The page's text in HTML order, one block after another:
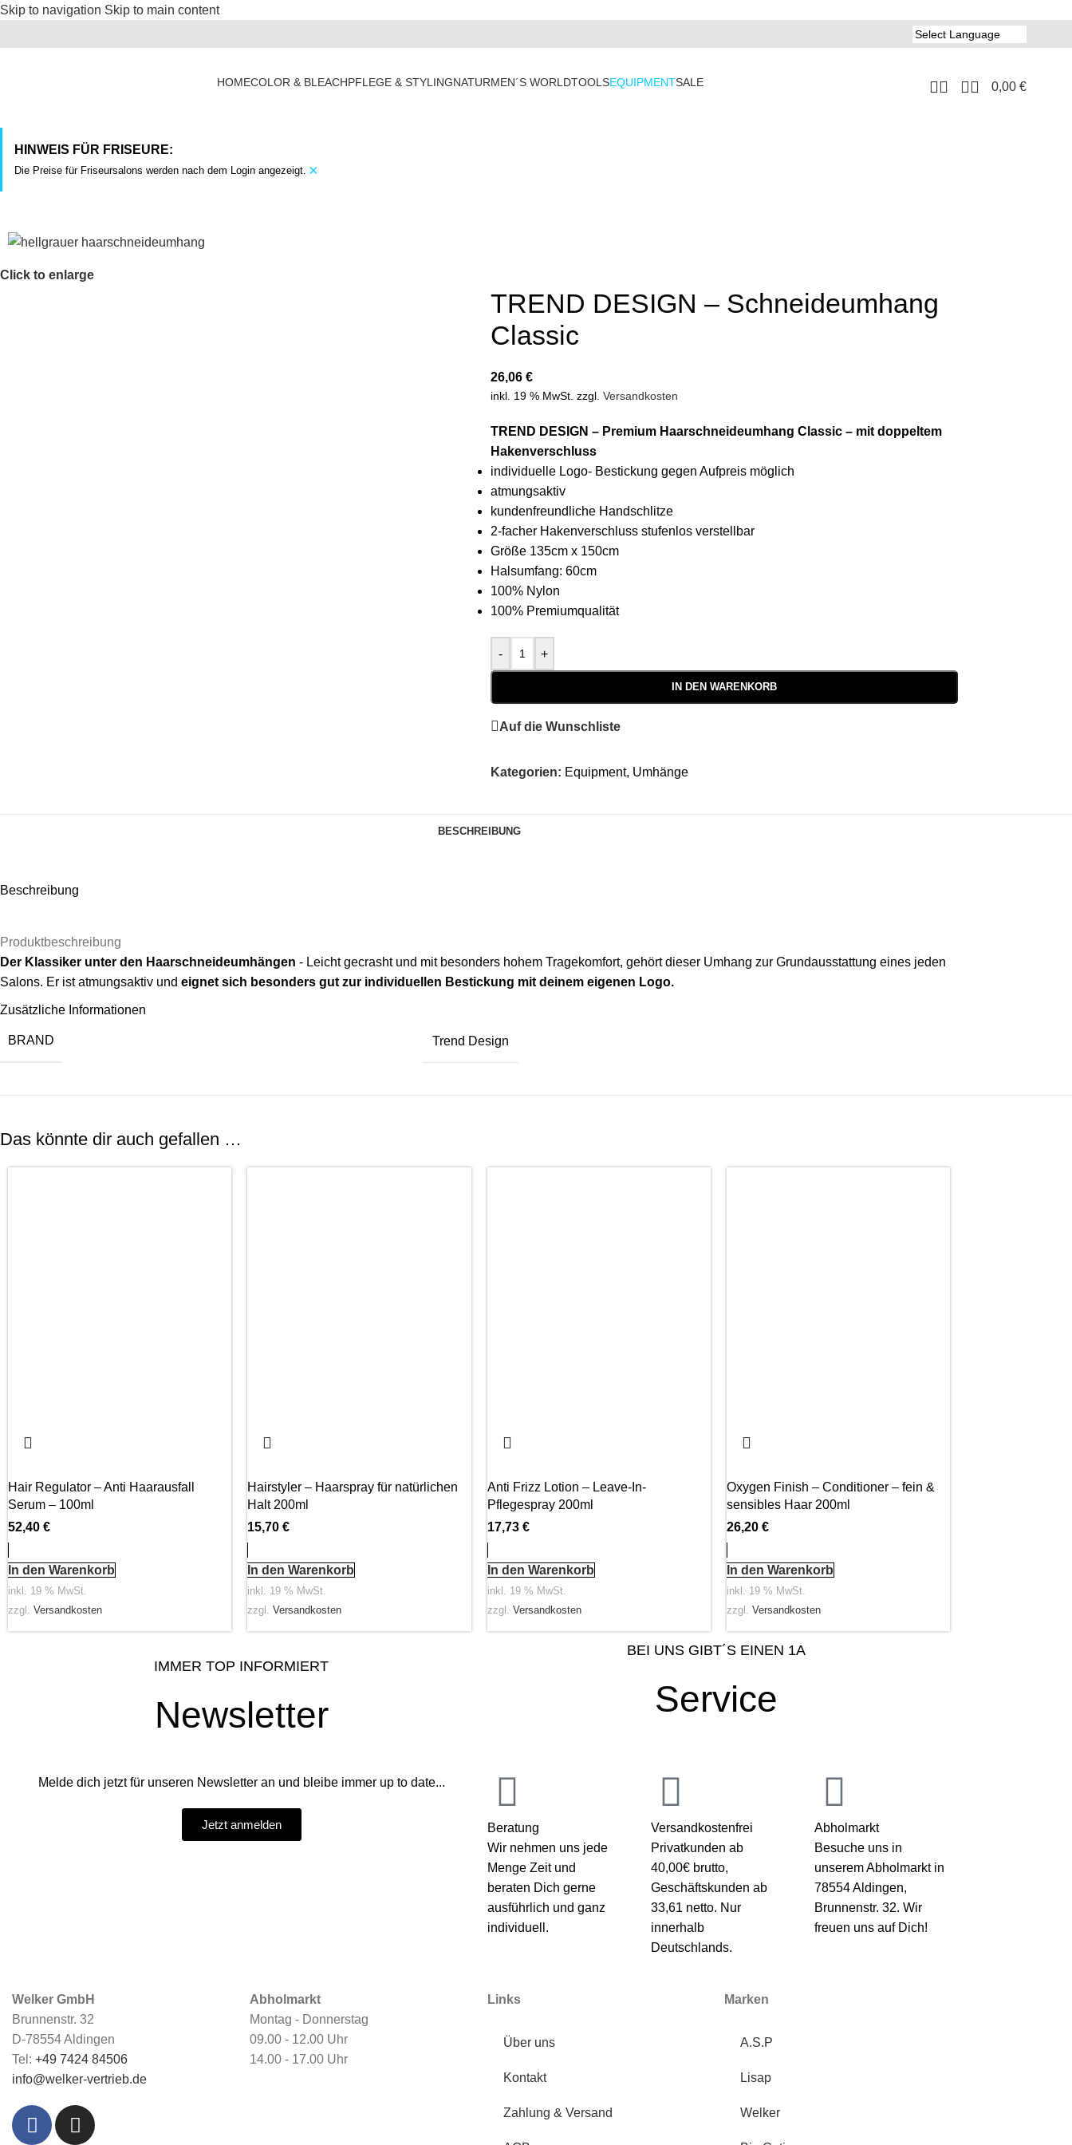
Skip to navigation Skip to main content
HOMECOLOR & BLEACHPFLEGE & STYLINGNATURMEN´S WORLDTOOLSEQUIPMENTSALE 0,00 €
HINWEIS FÜR FRISEURE:
Die Preise für Friseursalons werden nach dem Login angezeigt. ×
Click to enlarge
TREND DESIGN – Schneideumhang
Classic
26,06€
inkl. 19 % MwSt. zzgl.Versandkosten
TREND DESIGN – Premium Haarschneideumhang Classic – mit doppeltem
Hakenverschluss
individuelle Logo- Bestickung gegen Aufpreis möglich
atmungsaktiv
kundenfreundliche Handschlitze
2-facher Hakenverschluss stufenlos verstellbar
Größe 135cm x 150cm
Halsumfang: 60cm
100% Nylon
100% Premiumqualität
- +
IN DEN WARENKORB
Auf die Wunschliste
Kategorien: Equipment, Umhänge
BESCHREIBUNG
Beschreibung
Produktbeschreibung
Der Klassiker unter den Haarschneideumhängen - Leicht gecrasht und mit besonders hohem Tragekomfort, gehört dieser Umhang zur Grundausstattung eines jeden
Salons. Er ist atmungsaktiv und eignet sich besonders gut zur individuellen Bestickung mit deinem eigenen Logo.
Zusätzliche Informationen
BRAND Trend Design
Das könnte dir auch gefallen …
Hair Regulator – Anti Haarausfall
Serum – 100ml
52,40 €
In den Warenkorb
inkl. 19 % MwSt.
zzgl. Versandkosten
Hairstyler – Haarspray für natürlichen
Halt 200ml
15,70€
In den Warenkorb
inkl. 19 % MwSt.
zzgl.Versandkosten
Anti Frizz Lotion – Leave-In-
Pflegespray 200ml
17,73 €
In den Warenkorb
inkl. 19 % MwSt.
zzgl. Versandkosten
Oxygen Finish – Conditioner – fein &
sensibles Haar 200ml
26,20 €
In den Warenkorb
inkl. 19 % MwSt.
zzgl. Versandkosten
IMMER TOP INFORMIERT
Newsletter
Melde dich jetzt für unseren Newsletter an und bleibe immer up to date...
Jetzt anmelden
BEI UNS GIBT´S EINEN 1A
Service
Beratung
Wir nehmen uns jede
Menge Zeit und
beraten Dich gerne
ausführlich und ganz
individuell.
Versandkostenfrei
Privatkunden ab
40,00€ brutto,
Geschäftskunden ab
33,61 netto. Nur
innerhalb
Deutschlands.
Abholmarkt
Besuche uns in
unserem Abholmarkt in
78554 Aldingen,
Brunnenstr. 32. Wir
freuen uns auf Dich!
Welker GmbH
Brunnenstr. 32
D-78554 Aldingen
Tel: +49 7424 84506
info@welker-vertrieb.de
Abholmarkt
Montag - Donnerstag
09.00 - 12.00 Uhr
14.00 - 17.00 Uhr
Links
Über uns
Kontakt
Zahlung & Versand
Marken
A.S.P
Lisap
Welker